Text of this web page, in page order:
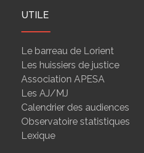
UTILE
Le barreau de Lorient
Les huissiers de justice
Association APESA
Les AJ/MJ
Calendrier des audiences
Observatoire statistiques
Lexique